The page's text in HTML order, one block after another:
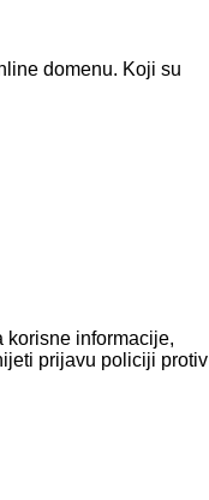
domenu. Koji su
korisne informacije,
prijavu policiji protiv